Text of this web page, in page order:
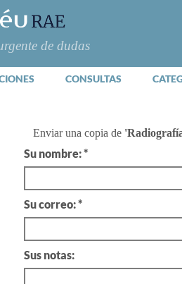
CONSULTAS
Enviar una copia de
Su nombre: *
Su correo: *
Sus notas: